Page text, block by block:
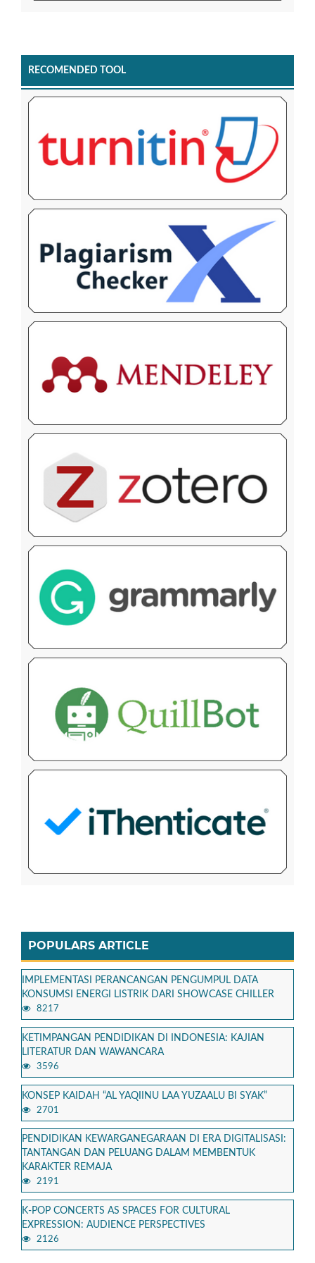
RECOMENDED TOOL
POPULARS ARTICLE
IMPLEMENTASI PERANCANGAN PENGUMPUL DATA
KONSUMSI ENERGI LISTRIK DARI SHOWCASE CHILLER
8217
KETIMPANGAN PENDIDIKAN DI INDONESIA: KAJIAN
LITERATUR DAN WAWANCARA
3596
KONSEP KAIDAH “AL YAQIINU LAA YUZAALU BI SYAK”
2701
PENDIDIKAN KEWARGANEGARAAN DI ERA DIGITALISASI:
TANTANGAN DAN PELUANG DALAM MEMBENTUK
KARAKTER REMAJA
2191
K-POP CONCERTS AS SPACES FOR CULTURAL
EXPRESSION: AUDIENCE PERSPECTIVES
2126